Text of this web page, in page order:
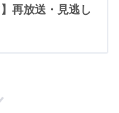
再放送・見逃し